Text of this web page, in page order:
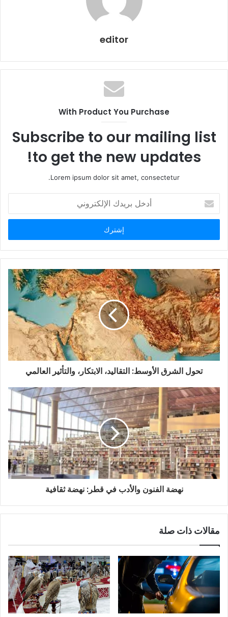
editor
With Product You Purchase
Subscribe to our mailing list
to get the new updates!
Lorem ipsum dolor sit amet, consectetur.
خ
ب
ر
د
ك
ا
ل
إ
ل
ك
ت
ي
تحول الشرق الأوسط: التقاليد، الابتكار، والتأثير العالمي
نهضة الفنون والأدب في قطر: نهضة ثقافية
مقالات ذات صلة